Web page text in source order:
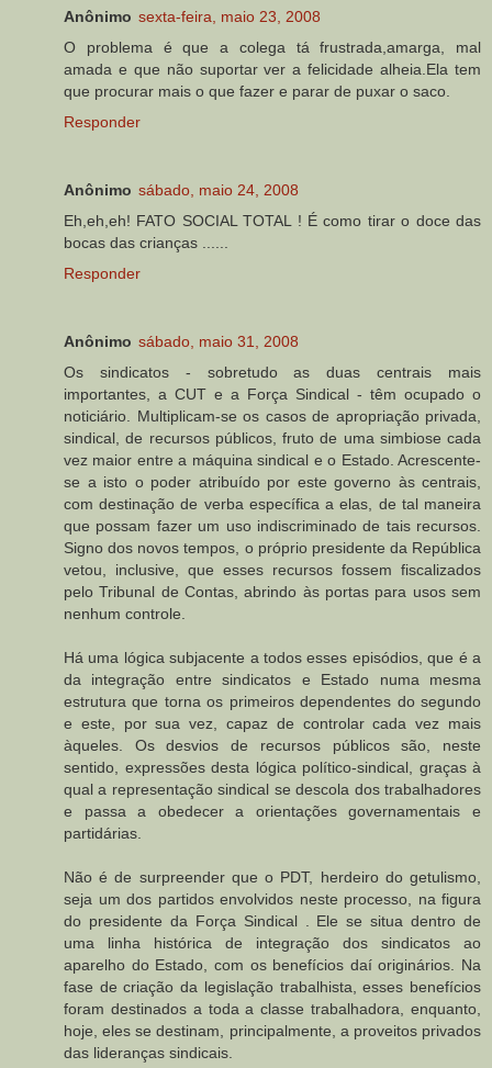
Anônimo sexta-feira, maio 23, 2008
O problema é que a colega tá frustrada,amarga, mal
amada e que não suportar ver a felicidade alheia.Ela tem
que procurar mais o que fazer e parar de puxar o saco.
Responder
Anônimo sábado, maio 24, 2008
Eh,eh,eh! FATO SOCIAL TOTAL ! É como tirar o doce das
bocas das crianças ......
Responder
Anônimo sábado, maio 31, 2008
Os sindicatos - sobretudo as duas centrais mais
importantes, a CUT e a Força Sindical - têm ocupado o
noticiário. Multiplicam-se os casos de apropriação privada,
sindical, de recursos públicos, fruto de uma simbiose cada
vez maior entre a máquina sindical e o Estado. Acrescente-
se a isto o poder atribuído por este governo às centrais,
com destinação de verba específica a elas, de tal maneira
que possam fazer um uso indiscriminado de tais recursos.
Signo dos novos tempos, o próprio presidente da República
vetou, inclusive, que esses recursos fossem fiscalizados
pelo Tribunal de Contas, abrindo às portas para usos sem
nenhum controle.
Há uma lógica subjacente a todos esses episódios, que é a
da integração entre sindicatos e Estado numa mesma
estrutura que torna os primeiros dependentes do segundo
e este, por sua vez, capaz de controlar cada vez mais
àqueles. Os desvios de recursos públicos são, neste
sentido, expressões desta lógica político-sindical, graças à
qual a representação sindical se descola dos trabalhadores
e passa a obedecer a orientações governamentais e
partidárias.
Não é de surpreender que o PDT, herdeiro do getulismo,
seja um dos partidos envolvidos neste processo, na figura
do presidente da Força Sindical . Ele se situa dentro de
uma linha histórica de integração dos sindicatos ao
aparelho do Estado, com os benefícios daí originários. Na
fase de criação da legislação trabalhista, esses benefícios
foram destinados a toda a classe trabalhadora, enquanto,
hoje, eles se destinam, principalmente, a proveitos privados
das lideranças sindicais.